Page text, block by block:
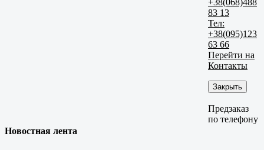
83 13
Тел:
+38(095)123
63 66
Перейти на
Контакты
Закрыть
Предзаказ
по телефону
Новостная лента